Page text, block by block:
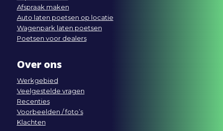
Afspraak maken
Auto laten poetsen op locatie
Wagenpark laten poetsen
Poetsen voor dealers
Over ons
Werkgebied
Veelgestelde vragen
Recenties
Voorbeelden / foto’s
Klachten